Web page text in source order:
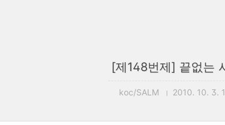
[제148번제] 끝없는
koc/SALM 2010. 10. 3.